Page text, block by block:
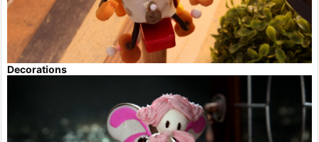
Decorations